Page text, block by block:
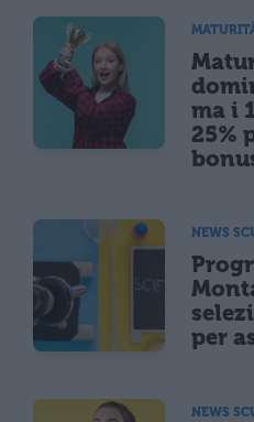
ma i
25%
NEWS
per
NEWS